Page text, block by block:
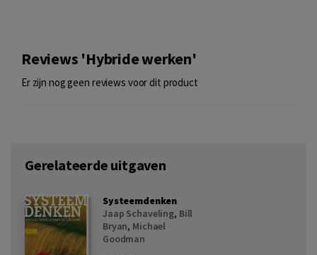
Reviews 'Hybride werken'
Er zijn nog geen reviews voor dit product
Gerelateerde uitgaven
Systeemdenken
Jaap Schaveling, Bill
Bryan, Michael
Goodman